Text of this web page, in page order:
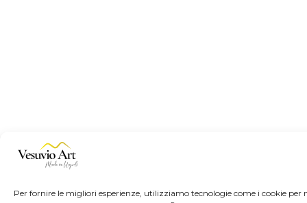
Per fornire le migliori esperienze, utilizziamo tecnologie come i cookie